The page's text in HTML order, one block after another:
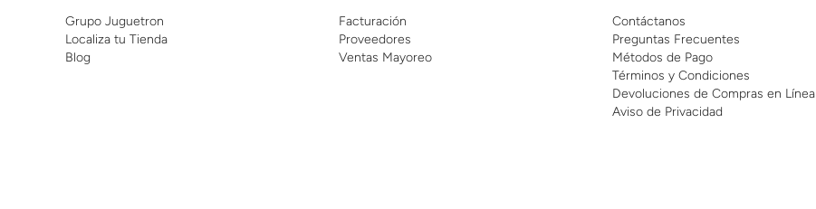
Grupo Juguetron
Localiza tu Tienda
Blog
Facturación
Proveedores
Ventas Mayoreo
Contáctanos
Preguntas Frecuentes
Métodos de Pago
Términos y Condiciones
Devoluciones de Compras en Línea
Aviso de Privacidad